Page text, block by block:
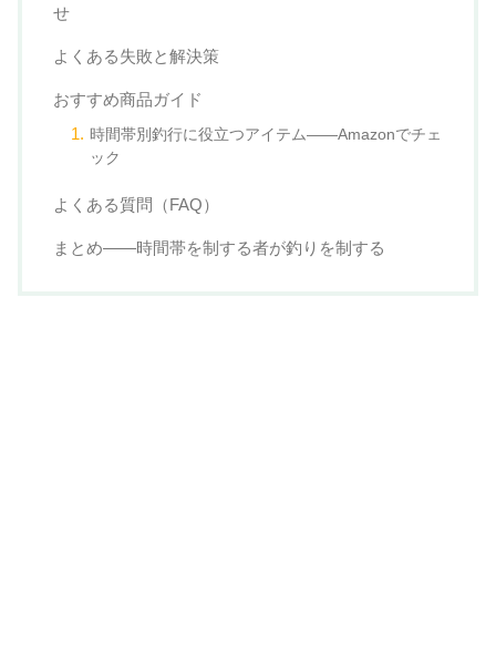
せ
よくある失敗と解決策
おすすめ商品ガイド
時間帯別釣行に役立つアイテム——Amazonでチェ
ック
よくある質問（FAQ）
まとめ——時間帯を制する者が釣りを制する